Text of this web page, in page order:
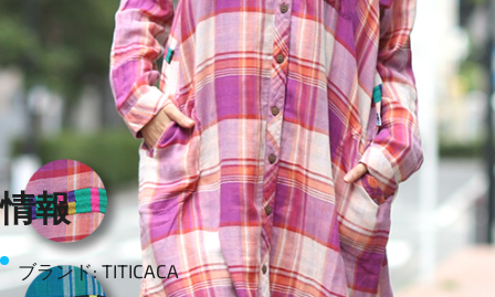
情報
ブランド: TITICACA